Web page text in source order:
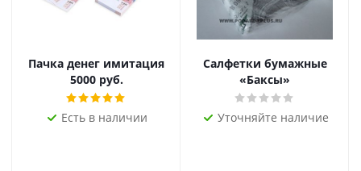
Пачка денег имитация
5000 руб.
Есть в наличии
Салфетки бумажные
«Баксы»
Уточняйте наличие